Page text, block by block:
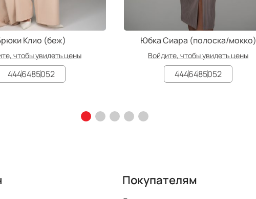
Клио (беж)
чтобы увидеть цены
4446485052
Юбка Сиара (полоска/мокко)
Войдите, чтобы увидеть цены
4446485052
Покупателям